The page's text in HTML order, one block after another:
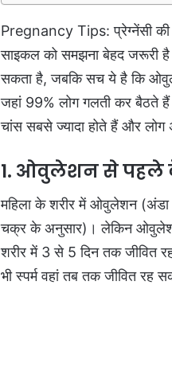
Pregnancy Tips: प्रेग्नेंसी की
साइकल को समझना बेहद जरूरी
सकता है, जबकि सच ये है कि
जहां 99% लोग गलती कर बैठते
चांस सबसे ज्यादा होते हैं और
1. ओवुलेशन से पहले
महिला के शरीर में ओवुलेशन
चक्र के अनुसार)। लेकिन
शरीर में 3 से 5 दिन तक जीवित
भी स्पर्म वहां तब तक जीवित